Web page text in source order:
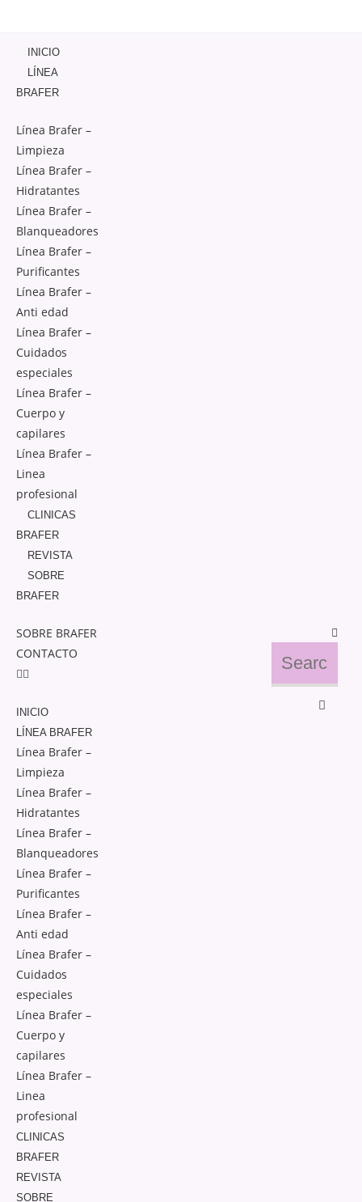
INICIO
LÍNEA
BRAFER
Línea Brafer –
Limpieza
Línea Brafer –
Hidratantes
Línea Brafer –
Blanqueadores
Línea Brafer –
Purificantes
Línea Brafer –
Anti edad
Línea Brafer –
Cuidados
especiales
Línea Brafer –
Cuerpo y
capilares
Línea Brafer –
Linea
profesional
CLINICAS
BRAFER
REVISTA
SOBRE
BRAFER
SOBRE BRAFER
CONTACTO
INICIO
LÍNEA BRAFER
Línea Brafer –
Limpieza
Línea Brafer –
Hidratantes
Línea Brafer –
Blanqueadores
Línea Brafer –
Purificantes
Línea Brafer –
Anti edad
Línea Brafer –
Cuidados
especiales
Línea Brafer –
Cuerpo y
capilares
Línea Brafer –
Linea
profesional
CLINICAS
BRAFER
REVISTA
SOBRE